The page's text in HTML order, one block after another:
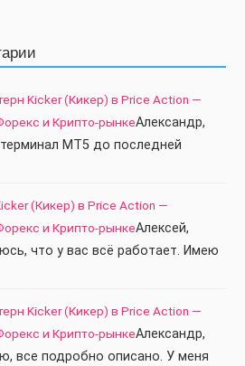
Kicker (Кикер) в Price Action —
и Крипто-рынкеАлександр,
МТ5 до последней
(Кикер) в Price Action —
и Крипто-рынкеАлексей,
что у вас всё работает. Имею
Kicker (Кикер) в Price Action —
и Крипто-рынкеАлександр,
все подробно описано. У меня